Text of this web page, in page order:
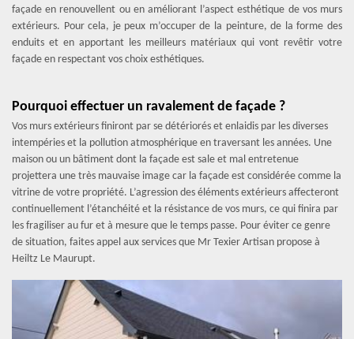
façade en renouvellent ou en améliorant l’aspect esthétique de vos murs
extérieurs. Pour cela, je peux m’occuper de la peinture, de la forme des
enduits et en apportant les meilleurs matériaux qui vont revêtir votre
façade en respectant vos choix esthétiques.
Pourquoi effectuer un ravalement de façade ?
Vos murs extérieurs finiront par se détériorés et enlaidis par les diverses
intempéries et la pollution atmosphérique en traversant les années. Une
maison ou un bâtiment dont la façade est sale et mal entretenue
projettera une très mauvaise image car la façade est considérée comme la
vitrine de votre propriété. L’agression des éléments extérieurs affecteront
continuellement l’étanchéité et la résistance de vos murs, ce qui finira par
les fragiliser au fur et à mesure que le temps passe. Pour éviter ce genre
de situation, faites appel aux services que Mr Texier Artisan propose à
Heiltz Le Maurupt.